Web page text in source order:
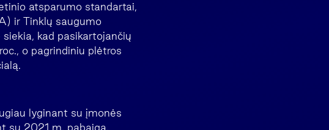
atsparumo standartai,
ir Tinklų saugumo
kad pasikartojančių
o pagrindiniu plėtros
lyginant su įmonės
su 2021 m. pabaiga.